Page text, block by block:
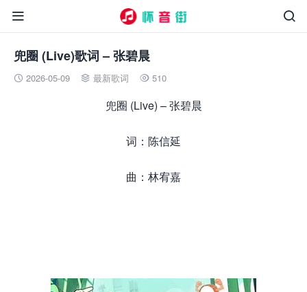


兜圈 (Live)歌词 – 张碧晨
 2026-05-09  最新歌词  510
兜圈 (Live) – 张碧晨
词：陈信延
曲：林宥嘉